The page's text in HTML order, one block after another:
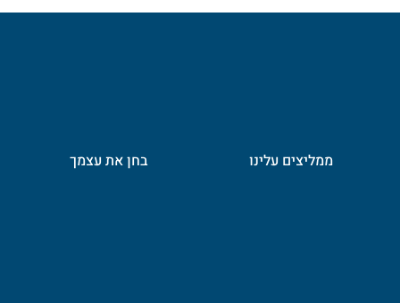
ממליצים עלינו בחן את עצמך